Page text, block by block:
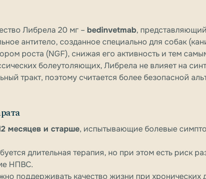
Либрела 20 мг – bedinvetmab,
антитело, созданное специально для собак
роста (NGF), снижая его активность и тем
болеутоляющих, Либрела не влияет на
тракт, поэтому считается более безопасной
месяцев и старше, испытывающие болевые
длительная терапия, но при этом есть риск
НПВС.
поддерживать качество жизни при хронических